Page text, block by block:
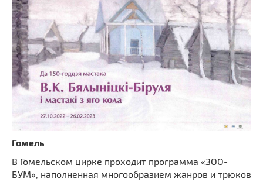
Гомель
В Гомельском цирке проходит программа «ЗОО-
БУМ», наполненная многообразием жанров и трюков